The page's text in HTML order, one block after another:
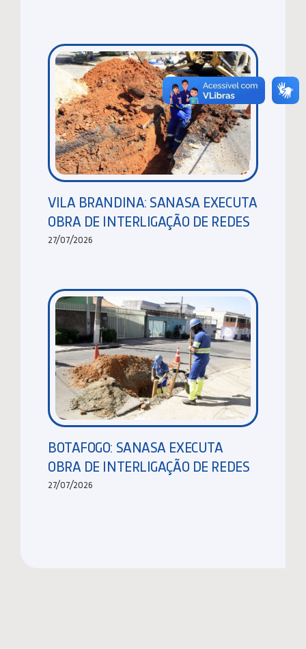
VILA BRANDINA: SANASA EXECUTA
OBRA DE INTERLIGAÇÃO DE REDES
27/07/2026
BOTAFOGO: SANASA EXECUTA
OBRA DE INTERLIGAÇÃO DE REDES
27/07/2026